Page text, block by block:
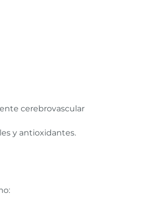
cerebrovascular
y antioxidantes.